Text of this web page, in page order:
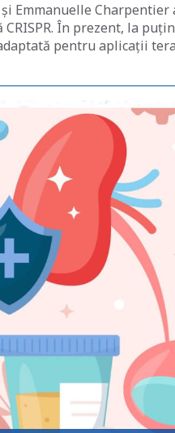
Emmanuelle
În prezent, la
pentru aplicaţii